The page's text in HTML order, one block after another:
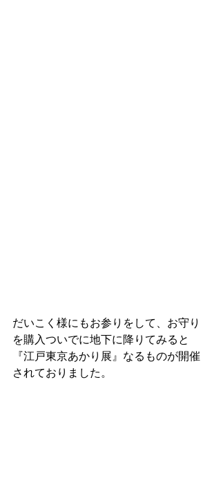
だいこく様にもお参りをして、お守り
を購入ついでに地下に降りてみると
『江戸東京あかり展』なるものが開催
されておりました。